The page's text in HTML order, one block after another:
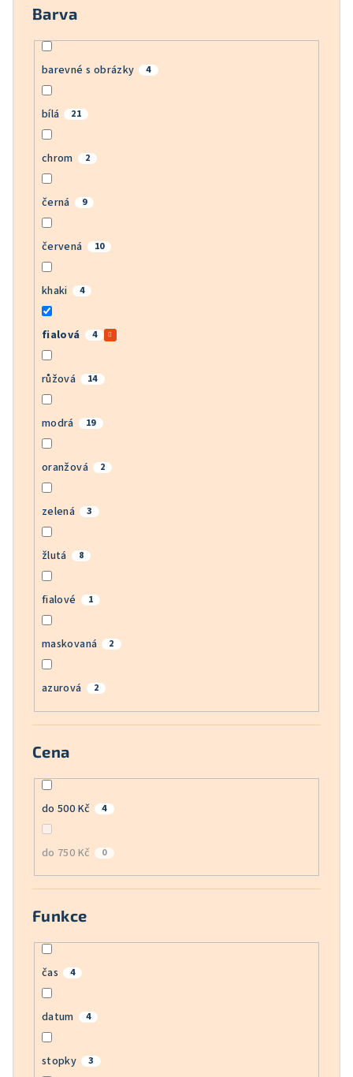
Barva
barevné s obrázky 4
bílá 21
chrom 2
černá 9
červená 10
khaki 4
fialová 4
růžová 14
modrá 19
oranžová 2
zelená 3
žlutá 8
fialové 1
maskovaná 2
azurová 2
Cena
do 500 Kč 4
do 750 Kč 0
Funkce
čas 4
datum 4
stopky 3